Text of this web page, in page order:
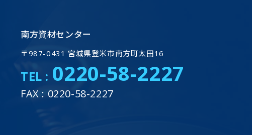
南方資材センター
〒987-0431 宮城県登米市南方町太田16
TEL : 0220-58-2227
FAX : 0220-58-2227